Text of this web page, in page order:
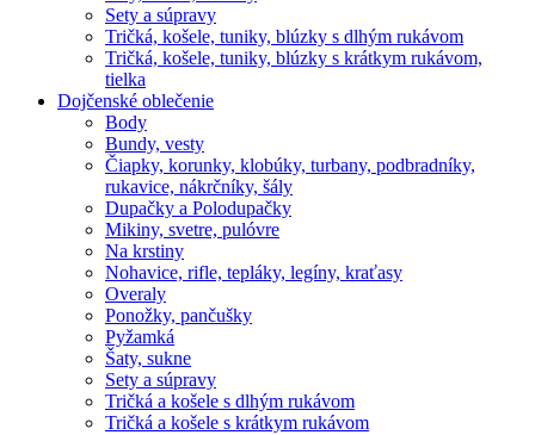
Sety a súpravy
Tričká, košele, tuniky, blúzky s dlhým rukávom
Tričká, košele, tuniky, blúzky s krátkym rukávom,
tielka
Dojčenské oblečenie
Body
Bundy, vesty
Čiapky, korunky, klobúky, turbany, podbradníky,
rukavice, nákrčníky, šály
Dupačky a Polodupačky
Mikiny, svetre, pulóvre
Na krstiny
Nohavice, rifle, tepláky, legíny, kraťasy
Overaly
Ponožky, pančušky
Pyžamká
Šaty, sukne
Sety a súpravy
Tričká a košele s dlhým rukávom
Tričká a košele s krátkym rukávom